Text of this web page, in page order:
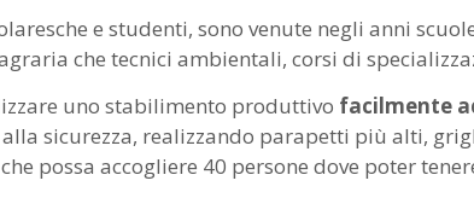
e studenti, sono venute negli anni
che tecnici ambientali, corsi di
uno stabilimento produttivo facilmente
sicurezza, realizzando parapetti più alti,
possa accogliere 40 persone dove poter